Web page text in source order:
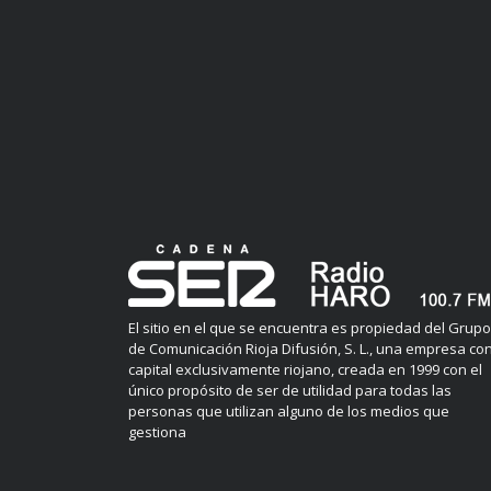
El sitio en el que se encuentra es propiedad del Grupo
de Comunicación Rioja Difusión, S. L., una empresa
capital exclusivamente riojano, creada en 1999 con el
único propósito de ser de utilidad para todas las
personas que utilizan alguno de los medios que
gestiona